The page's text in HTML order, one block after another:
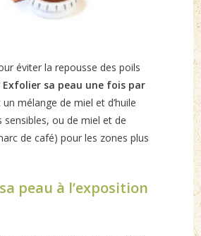
éviter la repousse des poils
Exfolier sa peau une fois par
un mélange de miel et d’huile
sensibles, ou de miel et de
de café) pour les zones plus
peau à l’exposition